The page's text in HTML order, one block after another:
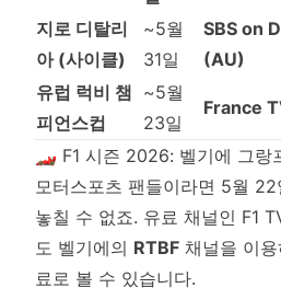
지로 디탈리
아 (사이클)
~5월
31일
SBS on
(AU)
유럽 럭비 챔
피언스컵
~5월
23일
France
🏎️ F1 시즌 2026: 벨기에 그랑
모터스포츠 팬들이라면 5월
놓칠 수 없죠. 유료 채널인 F1
도 벨기에의 RTBF 채널을 이
료로 볼 수 있습니다.